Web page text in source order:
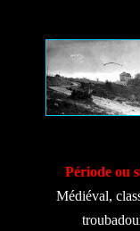
Période ou
Médiéval,